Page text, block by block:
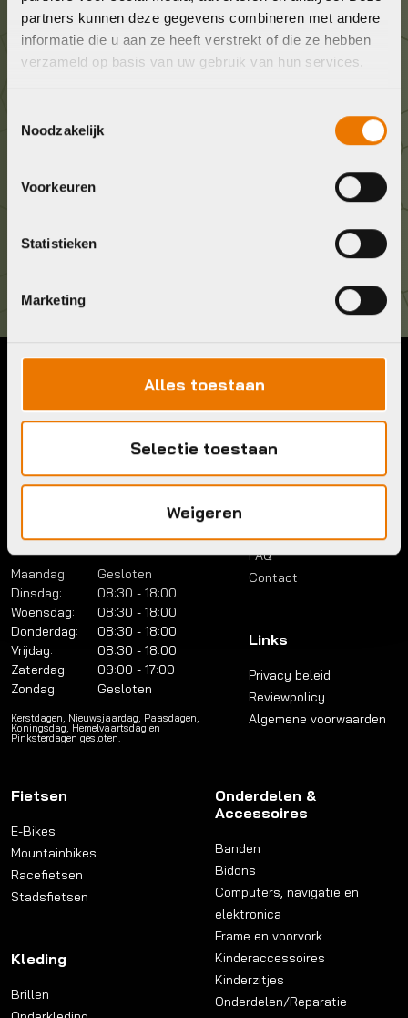
partners kunnen deze gegevens combineren met andere
informatie die u aan ze heeft verstrekt of die ze hebben
verzameld op basis van uw gebruik van hun services.
Noodzakelijk
Voorkeuren
Statistieken
Marketing
Alles toestaan
Selectie toestaan
Weigeren
onderstaande gegevens.
Stuur ons een e-mail
Geef ons een belletje
Brouwerstraat 8B
Telefoon:
036 5304422
info@bykestore.nl
Brouwerstraat 8B
1315 BP Almere
Openingstijden
Maandag:
Gesloten
Dinsdag:
08:30 - 18:00
Woensdag:
08:30 - 18:00
Donderdag:
08:30 - 18:00
Vrijdag:
08:30 - 18:00
Zaterdag:
09:00 - 17:00
Zondag:
Gesloten
Kerstdagen, Nieuwsjaardag, Paasdagen,
Koningsdag, Hemelvaartsdag en
Pinksterdagen gesloten.
Menu
Account
Lease a bike
Over ons
FAQ
Contact
Links
Privacy beleid
Reviewpolicy
Algemene voorwaarden
Fietsen
E-Bikes
Mountainbikes
Racefietsen
Stadsfietsen
Kleding
Brillen
Onderdelen &
Accessoires
Banden
Bidons
Computers, navigatie en
elektronica
Frame en voorvork
Kinderaccessoires
Kinderzitjes
Onderdelen/Reparatie